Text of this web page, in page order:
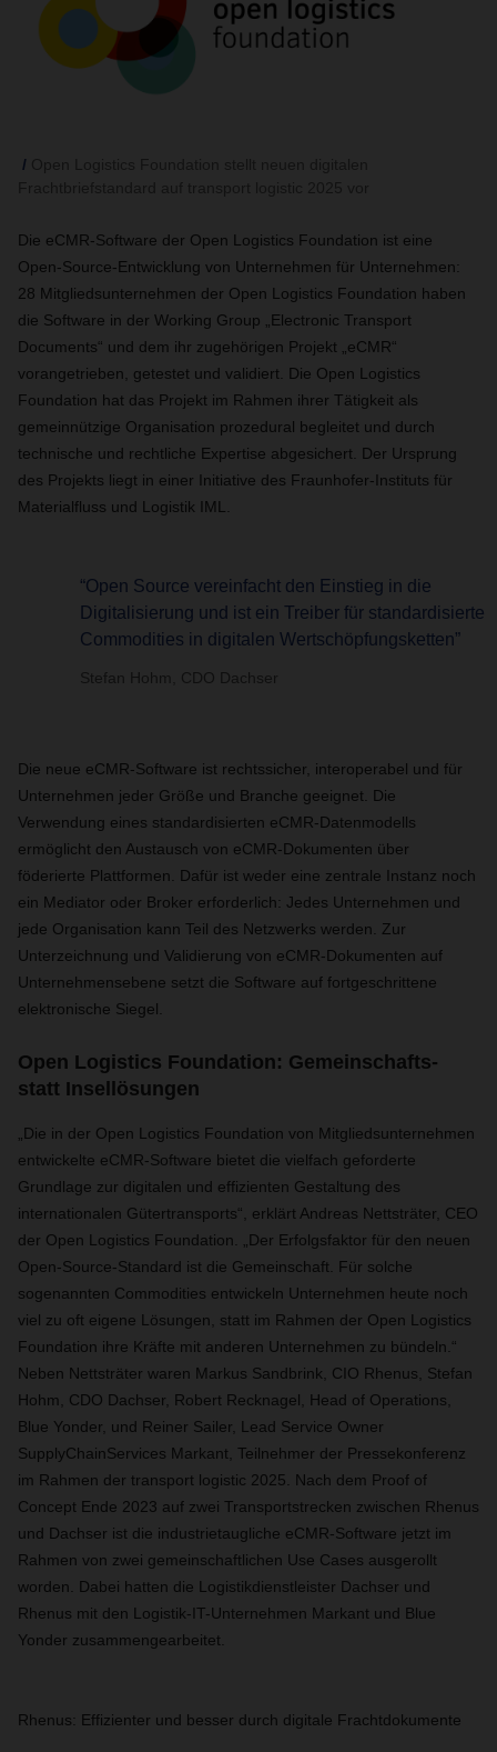
Die eCMR-Software der Open Logistics Foundation ist eine
Open-Source-Entwicklung von Unternehmen für Unternehmen:
28 Mitgliedsunternehmen der Open Logistics Foundation haben
die Software in der Working Group „Electronic Transport
Documents“ und dem ihr zugehörigen Projekt „eCMR“
vorangetrieben, getestet und validiert. Die Open Logistics
Foundation hat das Projekt im Rahmen ihrer Tätigkeit als
gemeinnützige Organisation prozedural begleitet und durch
technische und rechtliche Expertise abgesichert. Der Ursprung
des Projekts liegt in einer Initiative des Fraunhofer-Instituts für
Materialfluss und Logistik IML.
“Open Source vereinfacht den Einstieg in die
Digitalisierung und ist ein Treiber für standardisierte
Commodities in digitalen Wertschöpfungsketten”
Stefan Hohm, CDO Dachser
Die neue eCMR-Software ist rechtssicher, interoperabel und für
Unternehmen jeder Größe und Branche geeignet. Die
Verwendung eines standardisierten eCMR-Datenmodells
ermöglicht den Austausch von eCMR-Dokumenten über
föderierte Plattformen. Dafür ist weder eine zentrale Instanz noch
ein Mediator oder Broker erforderlich: Jedes Unternehmen und
jede Organisation kann Teil des Netzwerks werden. Zur
Unterzeichnung und Validierung von eCMR-Dokumenten auf
Unternehmensebene setzt die Software auf fortgeschrittene
elektronische Siegel.
Open Logistics Foundation: Gemeinschafts-
statt Insellösungen
„Die in der Open Logistics Foundation von Mitgliedsunternehmen
entwickelte eCMR-Software bietet die vielfach geforderte
Grundlage zur digitalen und effizienten Gestaltung des
internationalen Gütertransports“, erklärt Andreas Nettsträter, CEO
der Open Logistics Foundation. „Der Erfolgsfaktor für den neuen
Open-Source-Standard ist die Gemeinschaft. Für solche
sogenannten Commodities entwickeln Unternehmen heute noch
viel zu oft eigene Lösungen, statt im Rahmen der Open Logistics
Foundation ihre Kräfte mit anderen Unternehmen zu bündeln.“
Neben Nettsträter waren Markus Sandbrink, CIO Rhenus, Stefan
Hohm, CDO Dachser, Robert Recknagel, Head of Operations,
Blue Yonder, und Reiner Sailer, Lead Service Owner
SupplyChainServices Markant, Teilnehmer der Pressekonferenz
im Rahmen der transport logistic 2025. Nach dem Proof of
Concept Ende 2023 auf zwei Transportstrecken zwischen Rhenus
und Dachser ist die industrietaugliche eCMR-Software jetzt im
Rahmen von zwei gemeinschaftlichen Use Cases ausgerollt
worden. Dabei hatten die Logistikdienstleister Dachser und
Rhenus mit den Logistik-IT-Unternehmen Markant und Blue
Yonder zusammengearbeitet.
Rhenus: Effizienter und besser durch digitale Frachtdokumente